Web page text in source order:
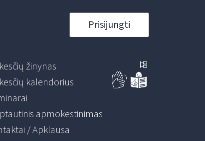
Prisijungti
žinynas
kalendorius
apmokestinimas
/ Apklausa